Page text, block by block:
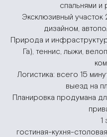
спальнями и
Эксклюзивный участок
дизайном,
Природа и
Га), теннис, лыжи,
Логистика: всего 15
выезд на
Планировка продумана
1
гостиная-кухня-